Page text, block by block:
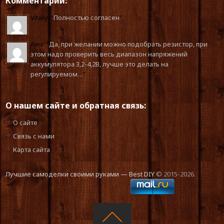
Vitaliy : “Полностью согласен”
Alex: “Да, при желании можно подобрать резистор, при
этом надо проверить весь диапазон напряжений
аккумулятора 3,2-4,2В, лучше это делать на
регулируемом…”
О нашем сайте и обратная связь:
О сайте
Связь с нами
Карта сайта
Лучшие самоделки своими руками — Best DIY© 2015-2026.